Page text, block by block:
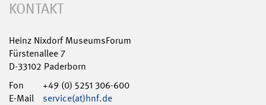
KONTAKT
Heinz Nixdorf MuseumsForum
Fürstenallee 7
D-33102 Paderborn
Fon
+49 (0) 5251 306-600
E-Mail
service(at)hnf.de